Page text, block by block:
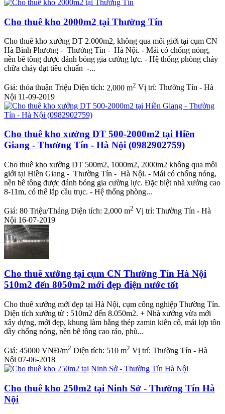
Cho thuê kho 2000m2 tại Thường Tín
Cho thuê kho xưởng DT 2.000m2, không qua môi giới tại cụm CN
Hà Bình Phương - Thường Tín - Hà Nội. - Mái có chống nóng,
nền bê tông được đánh bóng gia cường lực. - Hệ thống phòng cháy
chữa cháy đạt tiêu chuẩn -...
Giá: thỏa thuận Triệu Diện tích: 2,000 m2 Vị trí: Thường Tín - Hà
Nội 11-09-2019
Cho thuê kho xưởng DT 500-2000m2 tại Hiền
Giang - Thường Tín - Hà Nội (0982902759)
Cho thuê kho xưởng DT 500m2, 1000m2, 2000m2 không qua môi
giới tại Hiền Giang - Thường Tín - Hà Nội. - Mái có chống nóng,
nền bê tông được đánh bóng gia cường lực. Đặc biệt nhà xưởng cao
8-11m, có thể lắp cầu trục. - Hệ thống phòng...
Giá: 80 Triệu/Tháng Diện tích: 2,000 m2 Vị trí: Thường Tín - Hà
Nội 16-07-2019
Cho thuê xưởng tại cụm CN Thường Tín Hà Nội
510m2 đến 8050m2 mới đẹp điện nước tốt
Cho thuê xưởng mới đẹp tại Hà Nội, cụm công nghiệp Thường Tín.
Diện tích xưởng từ : 510m2 đến 8.050m2. + Nhà xưởng vừa mới
xây dựng, mới đẹp, khung làm bằng thép zamin kiên cố, mái lợp tôn
dầy chống nóng, nền bê tông cao ráo, phù...
Giá: 45000 VNĐ/m2 Diện tích: 510 m2 Vị trí: Thường Tín - Hà
Nội 07-06-2018
Cho thuê kho 250m2 tại Ninh Sở - Thường Tín Hà
Nội